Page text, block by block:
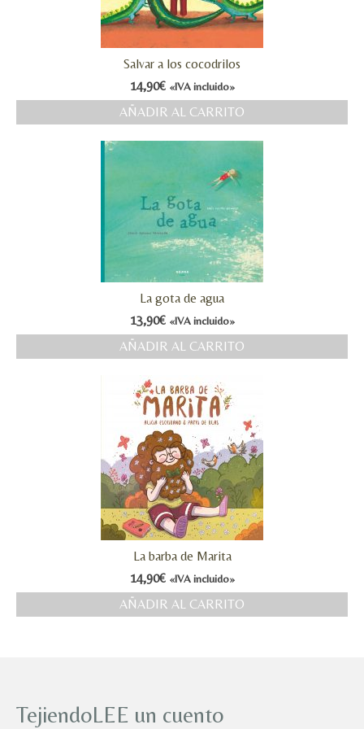
Salvar a los cocodrilos
14,90€ «IVA incluido»
AÑADIR AL CARRITO
La gota de agua
13,90€ «IVA incluido»
AÑADIR AL CARRITO
La barba de Marita
14,90€ «IVA incluido»
AÑADIR AL CARRITO
TejiendoLEE un cuento